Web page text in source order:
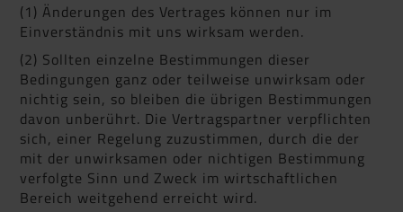
(1) Änderungen des Vertrages können nur im
Einverständnis mit uns wirksam werden.
(2) Sollten einzelne Bestimmungen dieser
Bedingungen ganz oder teilweise unwirksam oder
nichtig sein, so bleiben die übrigen Bestimmungen
davon unberührt. Die Vertragspartner verpflichten
sich, einer Regelung zuzustimmen, durch die der
mit der unwirksamen oder nichtigen Bestimmung
verfolgte Sinn und Zweck im wirtschaftlichen
Bereich weitgehend erreicht wird.